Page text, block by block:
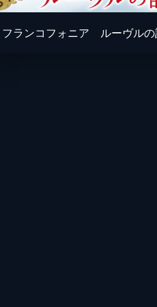
フランコフォニア ルーヴルの